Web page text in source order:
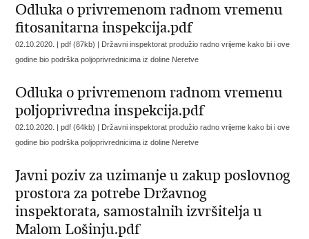
Odluka o privremenom radnom vremenu
fitosanitarna inspekcija.pdf
02.10.2020. | pdf (87kb) | Državni inspektorat produžio radno vrijeme kako bi i ove
godine bio podrška poljoprivrednicima iz doline Neretve
Odluka o privremenom radnom vremenu
poljoprivredna inspekcija.pdf
02.10.2020. | pdf (64kb) | Državni inspektorat produžio radno vrijeme kako bi i ove
godine bio podrška poljoprivrednicima iz doline Neretve
Javni poziv za uzimanje u zakup poslovnog
prostora za potrebe Državnog
inspektorata, samostalnih izvršitelja u
Malom Lošinju.pdf